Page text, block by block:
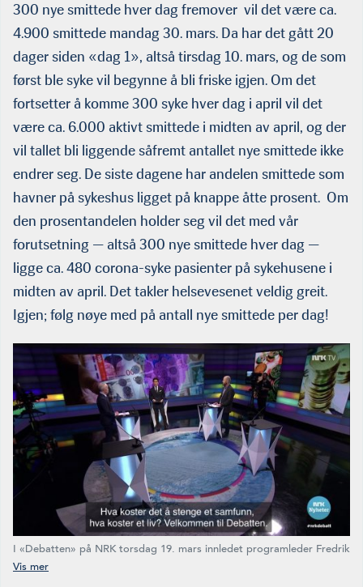
300 nye smittede hver dag fremover vil det være ca.
4.900 smittede mandag 30. mars. Da har det gått 20
dager siden «dag 1», altså tirsdag 10. mars, og de som
først ble syke vil begynne å bli friske igjen. Om det
fortsetter å komme 300 syke hver dag i april vil det
være ca. 6.000 aktivt smittede i midten av april, og der
vil tallet bli liggende såfremt antallet nye smittede ikke
endrer seg. De siste dagene har andelen smittede som
havner på sykeshus ligget på knappe åtte prosent. Om
den prosentandelen holder seg vil det med vår
forutsetning — altså 300 nye smittede hver dag —
ligge ca. 480 corona-syke pasienter på sykehusene i
midten av april. Det takler helsevesenet veldig greit.
Igjen; følg nøye med på antall nye smittede per dag!
I «Debatten» på NRK torsdag 19. mars innledet programleder Fredrik
Solvang (i midten) med å stille spørsmålet: